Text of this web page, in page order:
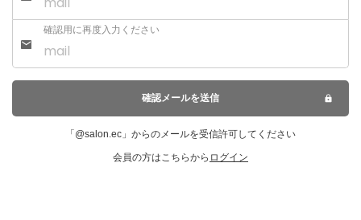
確認用に再度入力ください
確認メールを送信
「@salon.ec」からのメールを受信許可してください
会員の方はこちらから ログイン